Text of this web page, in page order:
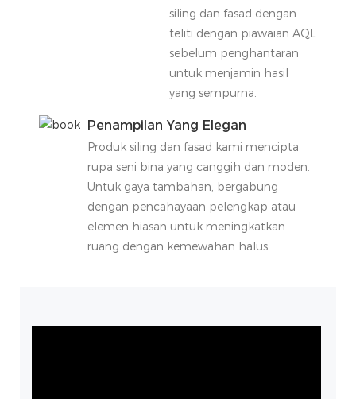
siling dan fasad dengan
teliti dengan piawaian AQL
sebelum penghantaran
untuk menjamin hasil
yang sempurna.
Penampilan Yang Elegan
Produk siling dan fasad kami mencipta
rupa seni bina yang canggih dan moden.
Untuk gaya tambahan, bergabung
dengan pencahayaan pelengkap atau
elemen hiasan untuk meningkatkan
ruang dengan kemewahan halus.